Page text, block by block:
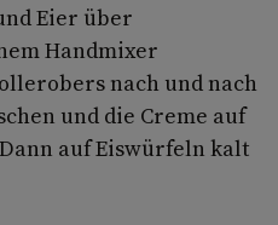
Eier über
Handmixer
nach und nach
und die Creme auf
auf Eiswürfeln kalt